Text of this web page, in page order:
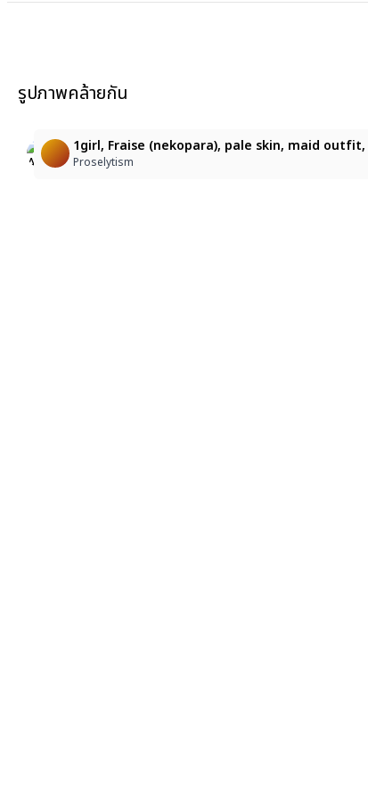
รูปภาพคล้ายกัน
ロイヤルメイドの小悪魔ふわふわ猫耳ちゃん
蝶霞桜
Neon maid
Bossman Comanderandchief
1girl, Fraise (nekopara), pale skin, maid
Proselytism